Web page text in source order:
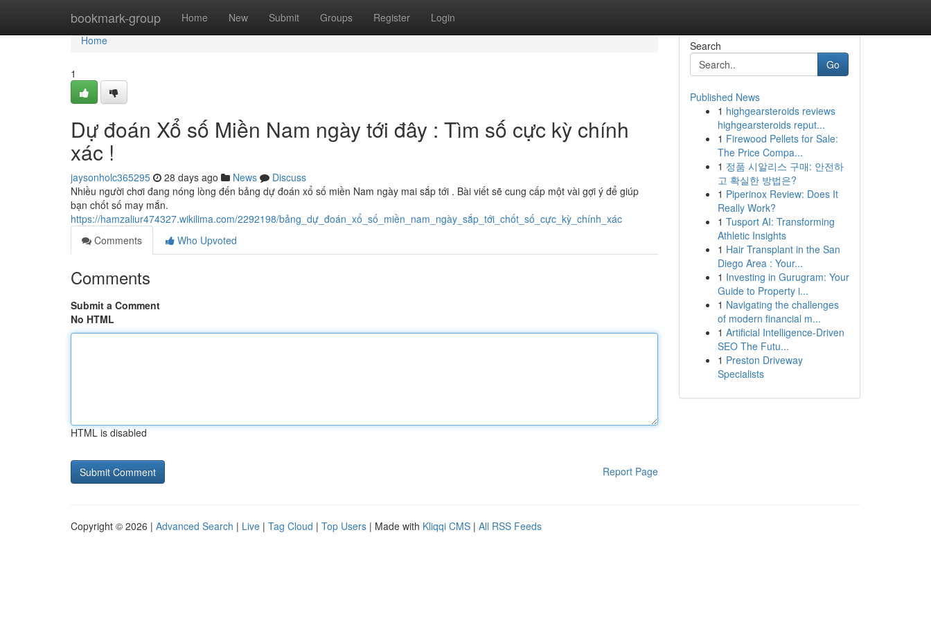
bookmark-group Home New Submit Groups Register Login
Home
Home
1
Dự đoán Xổ số Miền Nam ngày tới đây : Tìm số cực kỳ chính
xác !
jaysonholc365295 28 days ago News
Discuss
Nhiều người chơi đang nóng lòng đến bảng dự đoán xổ số miền Nam ngày mai sắp tới . Bài viết sẽ cung cấp một vài gợi ý để giúp
bạn chốt số may mắn.
https://hamzaliur474327.wikilima.com/2292198/bảng_dự_đoán_xổ_số_miền_nam_ngày_sắp_tới_chốt_số_cực_kỳ_chính_xác
Comments
Who Upvoted
Comments
Submit a Comment
No HTML
HTML is disabled
Report Page
Search
Go
Published News
1 highgearsteroids reviews
highgearsteroids reput...
1 Firewood Pellets for Sale:
The Price Compa...
1 정품 시알리스 구매: 안전하
고 확실한 방법은?
1 Piperinox Review: Does It
Really Work?
1 Tusport AI: Transforming
Athletic Insights
1 Hair Transplant in the San
Diego Area : Your...
1 Investing in Gurugram: Your
Guide to Property i...
1 Navigating the challenges
of modern financial m...
1 Artificial Intelligence-Driven
SEO The Futu...
1 Preston Driveway
Specialists
Copyright © 2026 | Advanced Search | Live | Tag Cloud | Top Users | Made with Kliqqi CMS | All RSS Feeds